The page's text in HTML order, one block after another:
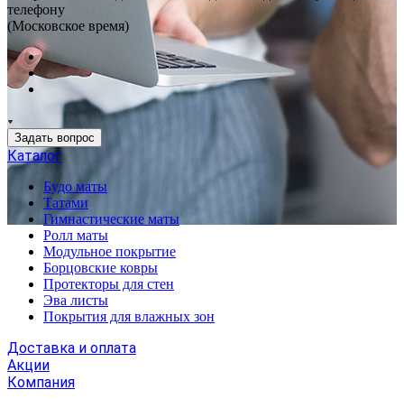
телефону
(Московское время)
Задать вопрос
Каталог
Будо маты
Татами
Гимнастические маты
Ролл маты
Модульное покрытие
Борцовские ковры
Протекторы для стен
Эва листы
Покрытия для влажных зон
Доставка и оплата
Акции
Компания